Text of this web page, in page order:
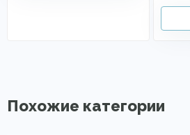
Похожие категории